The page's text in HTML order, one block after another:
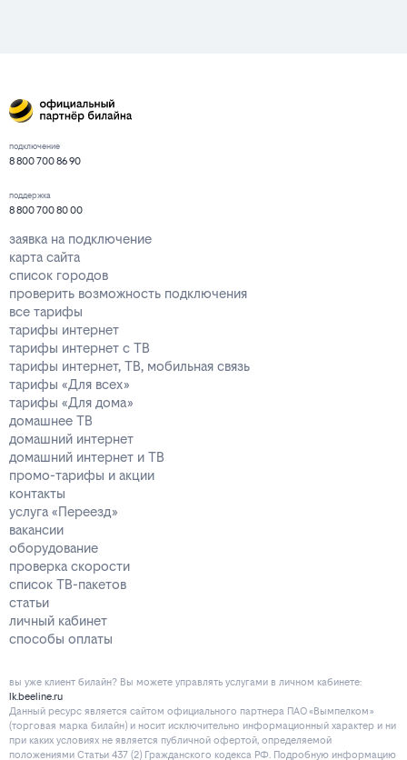
подключение
8 800 700 86 90
поддержка
8 800 700 80 00
заявка на подключение
карта сайта
список городов
проверить возможность подключения
все тарифы
тарифы интернет
тарифы интернет с ТВ
тарифы интернет, ТВ, мобильная связь
тарифы «Для всех»
тарифы «Для дома»
домашнее ТВ
домашний интернет
домашний интернет и ТВ
промо-тарифы и акции
контакты
услуга «Переезд»
вакансии
оборудование
проверка скорости
список ТВ-пакетов
статьи
личный кабинет
способы оплаты
вы уже клиент билайн? Вы можете управлять услугами в личнoм кaбинeтe:
lk.beeline.ru
Данный ресурс является сайтом официального партнера ПАО «Вымпелком»
(торговая марка билайн) и носит исключительно информационный характер и ни
при каких условиях не является публичной офертой, определяемой
положениями Статьи 437 (2) Гражданского кодекса РФ. Подробную информацию